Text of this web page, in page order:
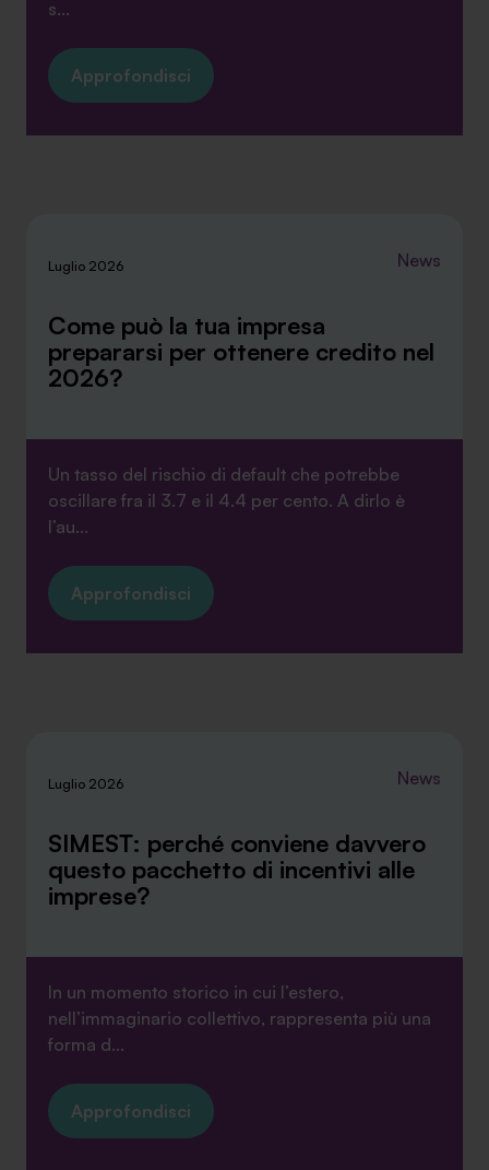
s...
Approfondisci
Luglio 2026 News
Come può la tua impresa
prepararsi per ottenere credito nel
2026?
Un tasso del rischio di default che potrebbe
oscillare fra il 3.7 e il 4.4 per cento. A dirlo è
l’au...
Approfondisci
Luglio 2026 News
SIMEST: perché conviene davvero
questo pacchetto di incentivi alle
imprese?
In un momento storico in cui l’estero,
nell’immaginario collettivo, rappresenta più una
forma d...
Approfondisci